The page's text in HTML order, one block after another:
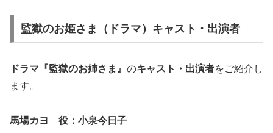
監獄のお姫さま（ドラマ）キャスト・出演者
ドラマ『監獄のお姉さま』 のキャスト・出演者をご紹介し
ます。
馬場カヨ 役：小泉今日子